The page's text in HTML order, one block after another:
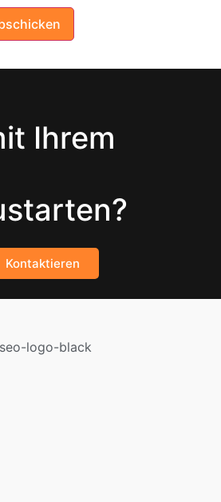
Ihrem
Kontaktieren